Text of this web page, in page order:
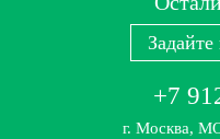
+7
г. Москва,